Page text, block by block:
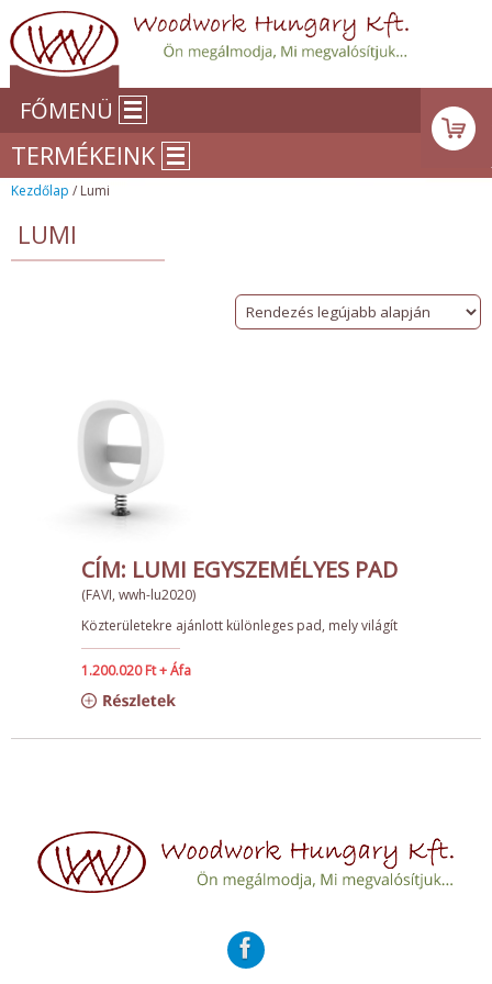
FŐMENÜ
Kezdőlap / Lumi
LUMI
CÍM: LUMI EGYSZEMÉLYES PAD
(FAVI, wwh-lu2020)
Közterületekre ajánlott különleges pad, mely világít
1.200.020 Ft + Áfa
Részletek
TERMÉKEINK